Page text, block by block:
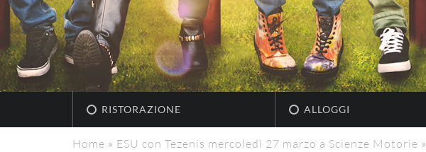
RISTORAZIONE ALLOGGI
Home » ESU con Tezenis mercoledì 27 marzo a Scienze Motorie »